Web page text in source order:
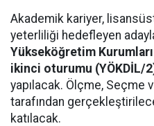
Akademik kariyer,
yeterliliği hedefleyen
Yükseköğretim Kurumları
ikinci oturumu (YÖKDİL/
yapılacak. Ölçme, Seçme
tarafından
katılacak.